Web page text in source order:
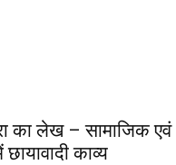
का लेख – सामाजिक एवं
छायावादी काव्य